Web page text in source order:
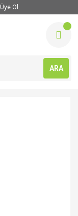
Üye Ol
ARA